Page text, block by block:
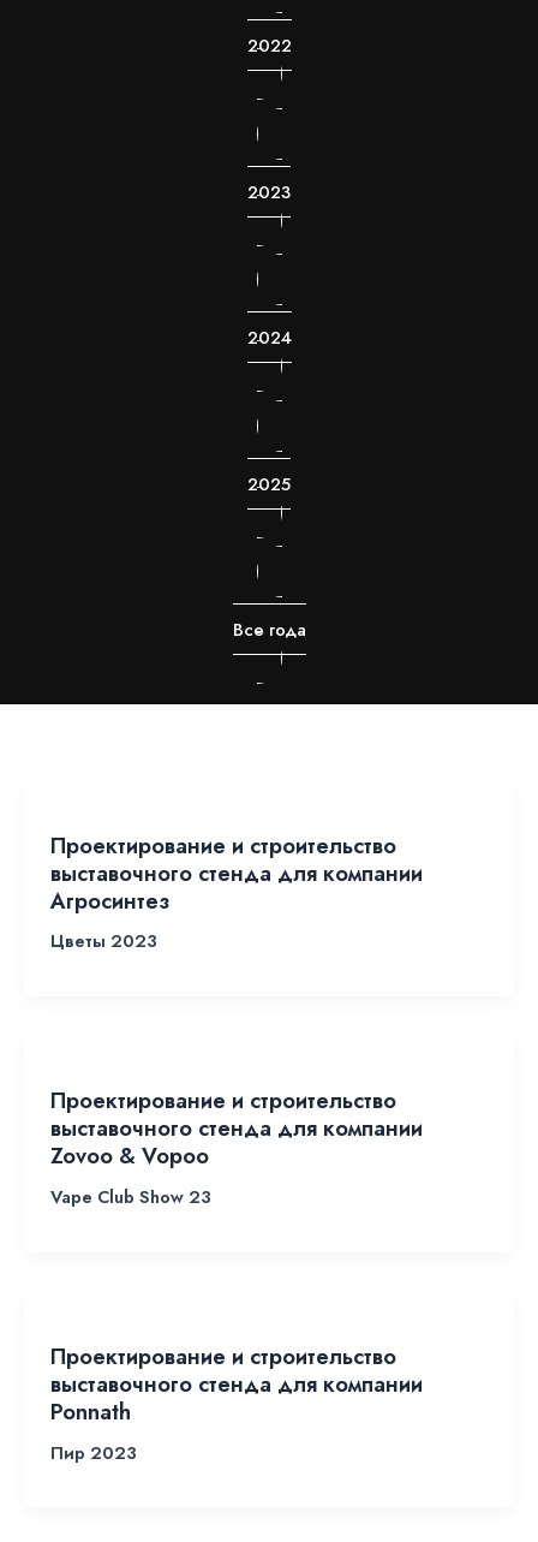
2022
2023
2024
2025
Все года
Проектирование и строительство
выставочного стенда для компании
Агросинтез
Цветы 2023
Проектирование и строительство
выставочного стенда для компании
Zovoo & Vopoo
Vape Club Show 23
Проектирование и строительство
выставочного стенда для компании
Ponnath
Пир 2023